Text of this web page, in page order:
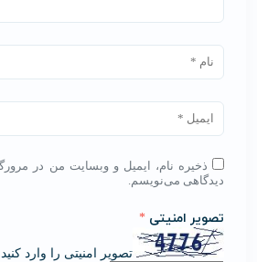
ذخیره نام، ایمیل و وبسایت من در
دیدگاهی می‌نویسم.
تصویر امنیتی *
تصویر امنیتی را وارد